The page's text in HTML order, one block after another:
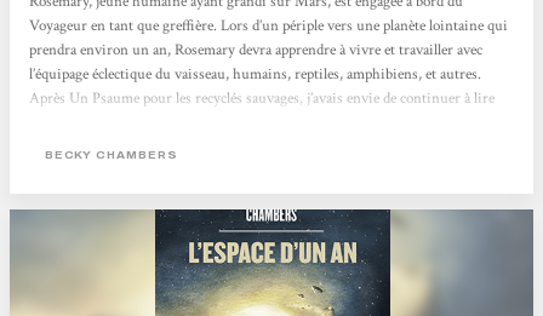
Voyageur en tant que greffière. Lors d’un périple vers une planète lointaine qui
prendra environ un an, Rosemary devra apprendre à vivre et travailler avec
l’équipage éclectique du vaisseau, humains, reptiles, amphibiens, et autres.
Après Un Psaume pour les recyclés sauvages, j’avais envie de continuer à lire
joyau que j’avais déjà lu en 2018, mais dont je ne me souvenais pas vraiment
BECKY CHAMBERS